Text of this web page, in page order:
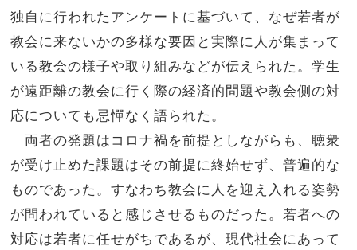
独自に行われたアンケートに基づいて、なぜ若者が
教会に来ないかの多様な要因と実際に人が集まって
いる教会の様子や取り組みなどが伝えられた。学生
が遠距離の教会に行く際の経済的問題や教会側の対
応についても忌憚なく語られた。
両者の発題はコロナ禍を前提としながらも、聴衆
が受け止めた課題はその前提に終始せず、普遍的な
ものであった。すなわち教会に人を迎え入れる姿勢
が問われていると感じさせるものだった。若者への
対応は若者に任せがちであるが、現代社会にあって